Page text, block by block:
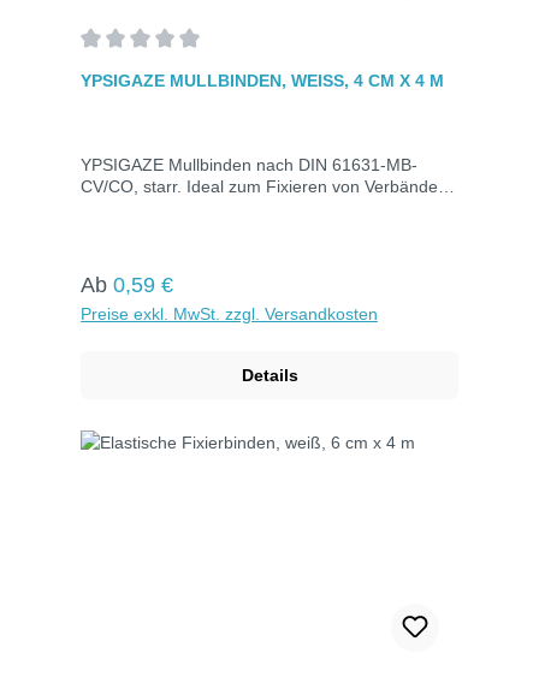
YPSIGAZE MULLBINDEN, WEISS, 4 CM X 4 M
YPSIGAZE Mullbinden nach DIN 61631-MB-
CV/CO, starr. Ideal zum Fixieren von Verbänden
Regulärer Preis:
Ab 0,59 €
Preise exkl. MwSt. zzgl. Versandkosten
Details